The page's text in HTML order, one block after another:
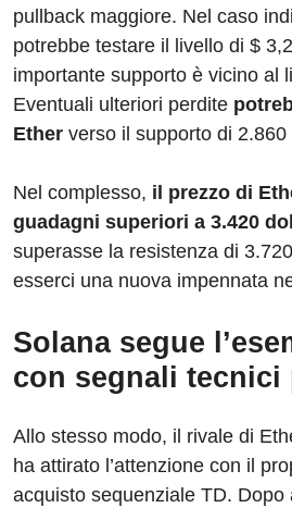
pullback maggiore. Nel caso
potrebbe testare il livello di $
importante supporto è vicino al
Eventuali ulteriori perdite
Ether verso il supporto di 2.860
Nel complesso, il prezzo di
guadagni superiori a 3.420
superasse la resistenza di
esserci una nuova impennata
Solana segue
con segnali tecnici
Allo stesso modo, il rivale di
ha attirato l’attenzione con il
acquisto sequenziale TD. Dopo